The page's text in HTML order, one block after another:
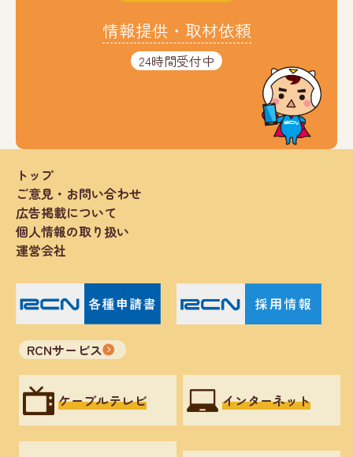
情報提供・取材依頼
24時間受付中
トップ
ご意見・お問い合わせ
広告掲載について
個人情報の取り扱い
運営会社
RCNサービス
ケーブルテレビ インターネット